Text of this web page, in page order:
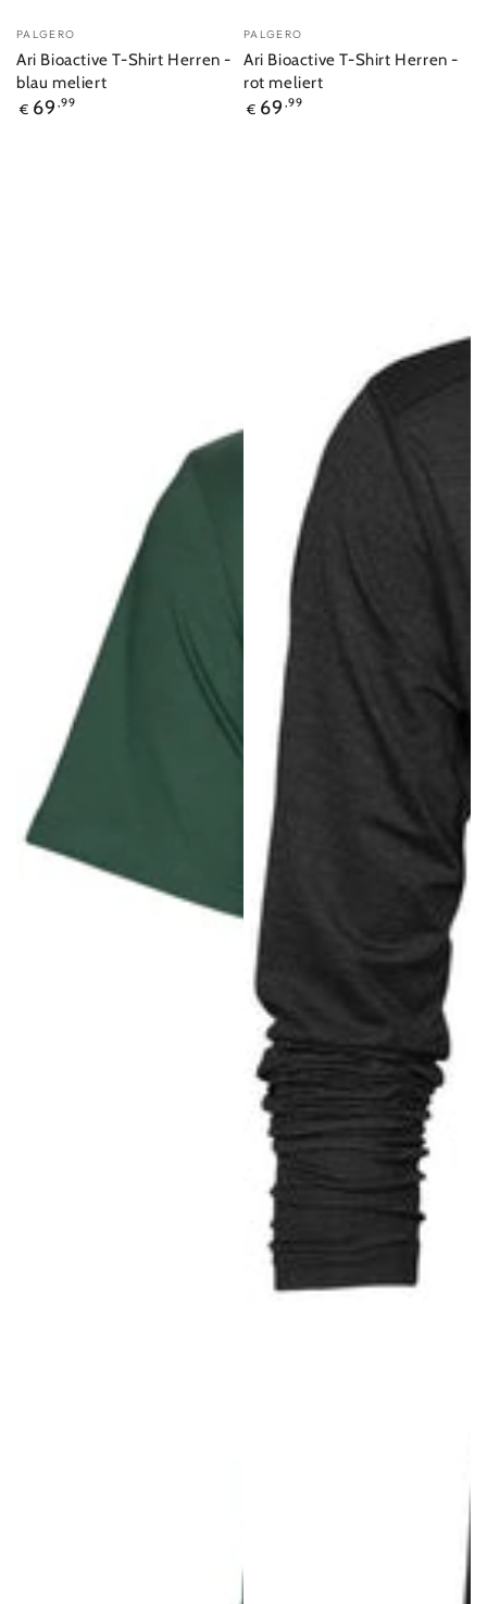
Verkäufer/in:
PALGERO
Ari Bioactive T-Shirt Herren -
blau meliert
Regulärer
€ 69 ,99
Verkäufer/in:
PALGERO
Ari Bioactive T-Shirt Herren -
rot meliert
Regulärer
€ 69 ,99